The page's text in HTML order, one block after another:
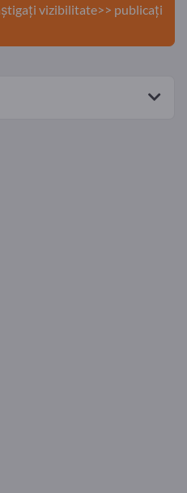
vizibilitate>> publicați